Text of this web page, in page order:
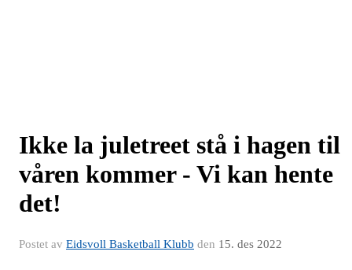
Ikke la juletreet stå i hagen til
våren kommer - Vi kan hente
det!
Postet av Eidsvoll Basketball Klubb den 15. des 2022